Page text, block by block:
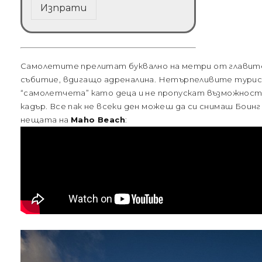
Изпрати
Самолетите прелитат буквално на метри от
събитие, вдигащо адреналина. Нетърпеливите
“самолетчета” като деца и не пропускат
кадър. Все пак не всеки ден можеш да си снимаш
нещата на Maho Beach: